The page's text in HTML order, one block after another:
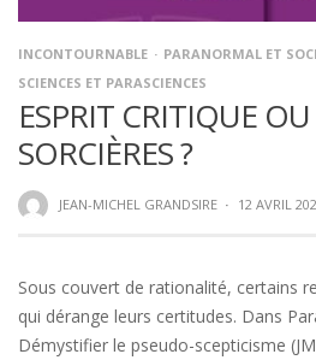
INCONTOURNABLE PARANORMAL ET
SCIENCES ET PARASCIENCES
ESPRIT CRITIQUE
SORCIÈRES ?
JEAN-MICHEL GRANDSIRE · 12 AVRIL
Sous couvert de rationalité, certains
qui dérange leurs certitudes. Dans
Démystifier le pseudo-scepticisme